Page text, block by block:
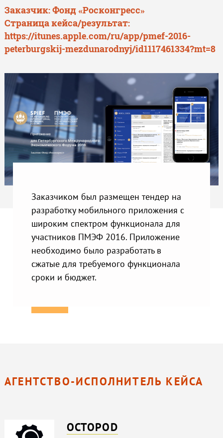
Заказчик:Фонд «Росконгресс»
Страница кейса/результат:
https://itunes.apple.com/ru/app/pmef-2016-
peterburgskij-mezdunarodnyj/id1117461334?mt=8
Заказчиком был размещен тендер на
разработку мобильного приложения c
широким спектром функционала для
участников ПМЭФ 2016. Приложение
необходимо было разработать в
сжатые для требуемого функционала
сроки и бюджет.
АГЕНТСТВО-ИСПОЛНИТЕЛЬ КЕЙСА
OCTOPOD